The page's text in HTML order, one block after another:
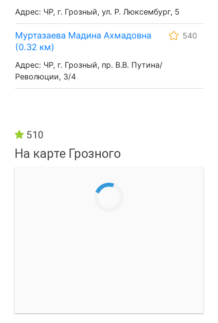
Адрес: ЧР, г. Грозный, ул. Р. Люксембург, 5
Муртазаева Мадина Ахмадовна
(0.32 км)
540
Адрес: ЧР, г. Грозный, пр. В.В. Путина/
Революции, 3/4
510
На карте Грозного